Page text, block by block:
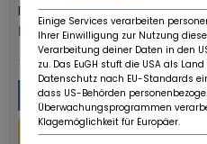
Ruote da Sogno
More from this dealer
Financing
Einige Services verarbeiten
Ihrer Einwilligung zur Nutzung
Verarbeitung deiner Daten in den
zu. Das EuGH stuft die USA als
Datenschutz nach EU-Standards
dass US-Behörden
Überwachungsprogrammen
Klagemöglichkeit für Europäer.